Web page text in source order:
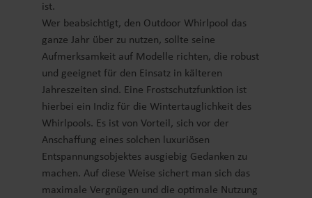
ist.
Wer beabsichtigt, den Outdoor Whirlpool das
ganze Jahr über zu nutzen, sollte seine
Aufmerksamkeit auf Modelle richten, die robust
und geeignet für den Einsatz in kälteren
Jahreszeiten sind. Eine Frostschutzfunktion ist
hierbei ein Indiz für die Wintertauglichkeit des
Whirlpools. Es ist von Vorteil, sich vor der
Anschaffung eines solchen luxuriösen
Entspannungsobjektes ausgiebig Gedanken zu
machen. Auf diese Weise sichert man sich das
maximale Vergnügen und die optimale Nutzung